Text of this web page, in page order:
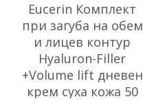
Eucerin Комплект
при загуба на обем
и лицев контур
Hyaluron-Filler
+Volume lift дневен
крем суха кожа 50